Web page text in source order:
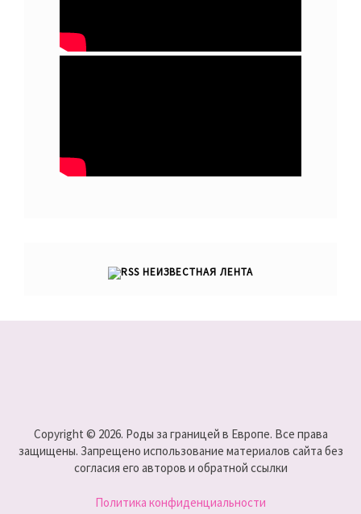
НЕИЗВЕСТНАЯ ЛЕНТА
Copyright © 2026. Роды за границей в Европе. Все права
защищены. Запрещено использование материалов сайта без
согласия его авторов и обратной ссылки
Политика конфиденциальности